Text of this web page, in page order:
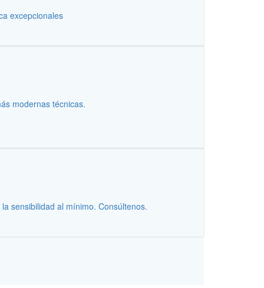
excepcionales
modernas técnicas.
sensibilidad al mínimo. Consúltenos.